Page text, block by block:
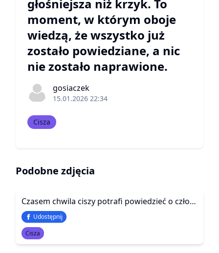
głośniejsza niż krzyk. To
moment, w którym oboje
wiedzą, że wszystko już
zostało powiedziane, a nic
nie zostało naprawione.
gosiaczek
15.01.2026 22:34
Cisza
Podobne zdjęcia
Czasem chwila ciszy potrafi powiedzieć o człowieku więcej niż tysiąc bezsensownych słów
Udostępnij
Cisza